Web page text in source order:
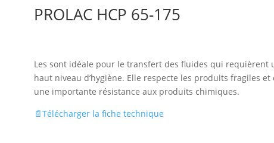
PROLAC HCP 65-175
Les sont idéale pour le transfert des fluides qui requièrent
haut niveau d’hygiène. Elle respecte les produits fragiles et
une importante résistance aux produits chimiques.
📄Télécharger la fiche technique